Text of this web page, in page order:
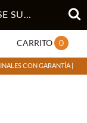
RELOJ SWATCH SHADES OF ROSE SUOP107
CARRITO 0
CON GARANTÍA |